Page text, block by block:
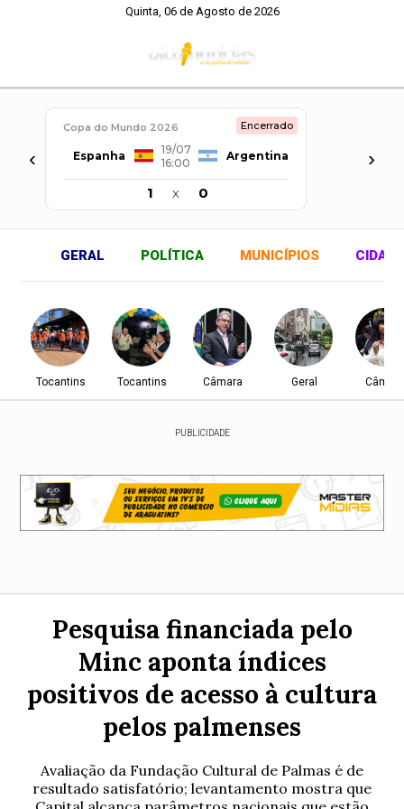
Quinta, 06 de Agosto de 2026
‹
Copa do Mundo 2026 Encerrado
Espanha
19/07
16:00
Argentina
1 x 0
›
GERAL POLÍTICA MUNICÍPIOS
Tocantins Tocantins Câmara Geral
PUBLICIDADE
Pesquisa financiada pelo
Minc aponta índices
positivos de acesso à cultura
pelos palmenses
Avaliação da Fundação Cultural de Palmas é de
resultado satisfatório; levantamento mostra que